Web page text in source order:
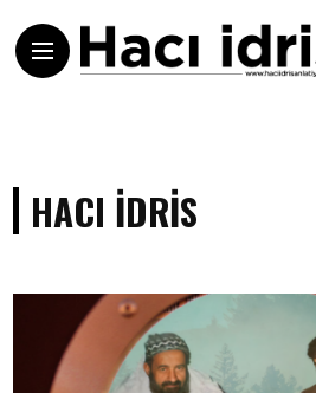
HACI IDRIS